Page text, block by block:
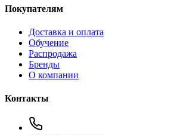
Покупателям
Доставка и оплата
Обучение
Распродажа
Бренды
О компании
Контакты